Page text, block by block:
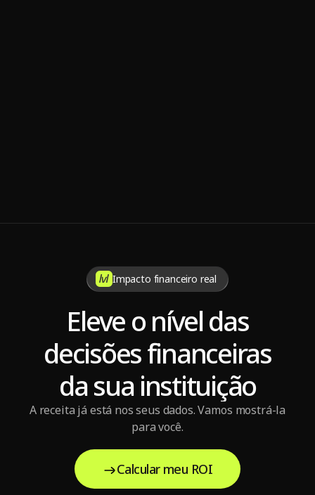
Impacto financeiro real
Eleve o nível das
decisões financeiras
da sua instituição
A receita já está nos seus dados. Vamos mostrá-la
para você.
Calcular meu ROI